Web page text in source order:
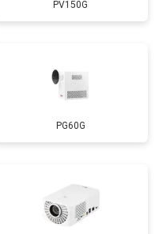
PV150G
PG60G